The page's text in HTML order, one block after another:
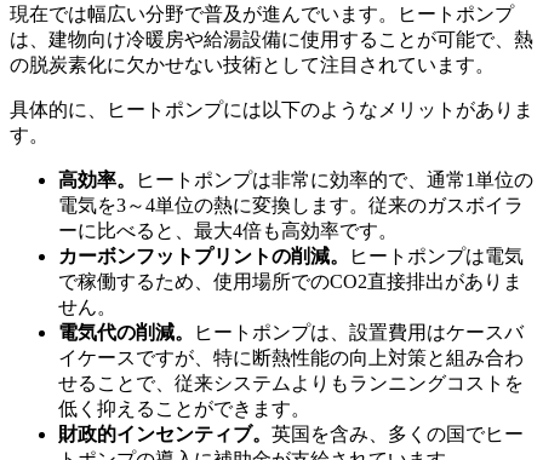
現在では幅広い分野で普及が進んでいます。ヒートポンプ
は、建物向け冷暖房や給湯設備に使用することが可能で、熱
の脱炭素化に欠かせない技術として注目されています。
具体的に、ヒートポンプには以下のようなメリットがありま
す。
高効率。
ヒートポンプは非常に効率的で、通常1単位の
電気を3～4単位の熱に変換します。従来のガスボイラ
ーに比べると、最大4倍も高効率です。
カーボンフットプリントの削減。
ヒートポンプは電気
で稼働するため、使用場所でのCO2直接排出がありま
せん。
電気代の削減。
ヒートポンプは、設置費用はケースバ
イケースですが、特に断熱性能の向上対策と組み合わ
せることで、従来システムよりもランニングコストを
低く抑えることができます。
財政的インセンティブ。 英国を含み、多くの国でヒー